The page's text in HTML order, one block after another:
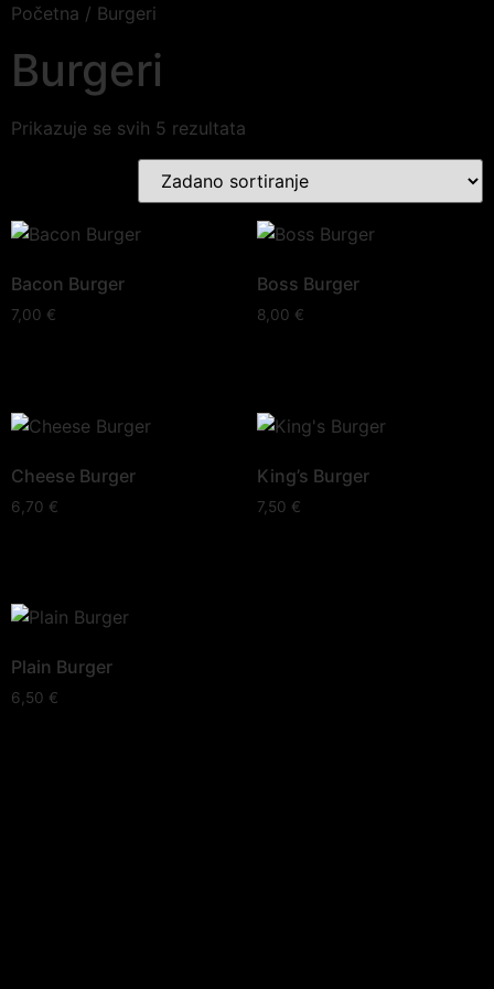
Početna / Burgeri
Burgeri
Prikazuje se svih 5 rezultata
Bacon Burger
7,00 €
Boss Burger
8,00 €
Cheese Burger
6,70 €
King’s Burger
7,50 €
Plain Burger
6,50 €